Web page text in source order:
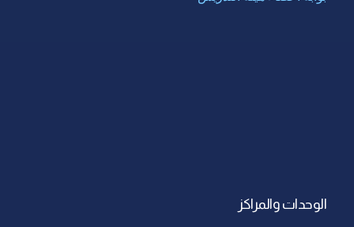
الوحدات والمراكز